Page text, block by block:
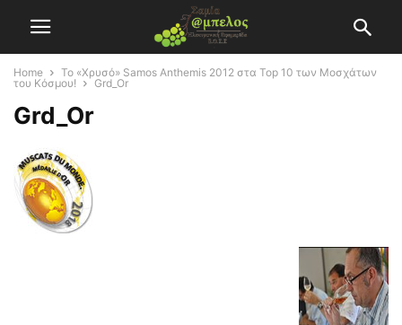
Home
Το «Χρυσό» Samos Anthemis 2012 στα Top 10 των Μοσχάτων
του Κόσμου!
Grd_Or
Grd_Or